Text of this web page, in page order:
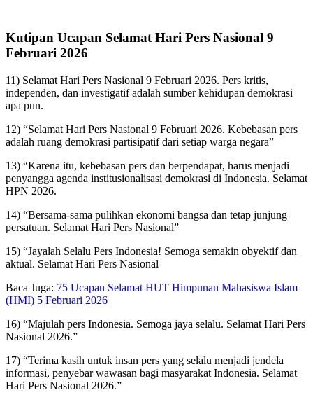
Kutipan Ucapan Selamat Hari Pers Nasional 9
Februari 2026
11) Selamat Hari Pers Nasional 9 Februari 2026. Pers kritis,
independen, dan investigatif adalah sumber kehidupan demokrasi
apa pun.
12) “Selamat Hari Pers Nasional 9 Februari 2026. Kebebasan pers
adalah ruang demokrasi partisipatif dari setiap warga negara”
13) “Karena itu, kebebasan pers dan berpendapat, harus menjadi
penyangga agenda institusionalisasi demokrasi di Indonesia. Selamat
HPN 2026.
14) “Bersama-sama pulihkan ekonomi bangsa dan tetap junjung
persatuan. Selamat Hari Pers Nasional”
15) “Jayalah Selalu Pers Indonesia! Semoga semakin obyektif dan
aktual. Selamat Hari Pers Nasional
Baca Juga: 75 Ucapan Selamat HUT Himpunan Mahasiswa Islam
(HMI) 5 Februari 2026
16) “Majulah pers Indonesia. Semoga jaya selalu. Selamat Hari Pers
Nasional 2026.”
17) “Terima kasih untuk insan pers yang selalu menjadi jendela
informasi, penyebar wawasan bagi masyarakat Indonesia. Selamat
Hari Pers Nasional 2026.”